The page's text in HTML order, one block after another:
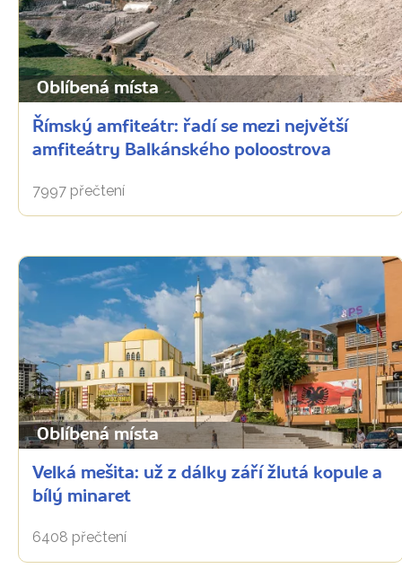
Oblíbená místa
Římský amfiteátr: řadí se mezi největší
amfiteátry Balkánského poloostrova
7997 přečtení
Oblíbená místa
Velká mešita: už z dálky září žlutá kopule a
bílý minaret
6408 přečtení